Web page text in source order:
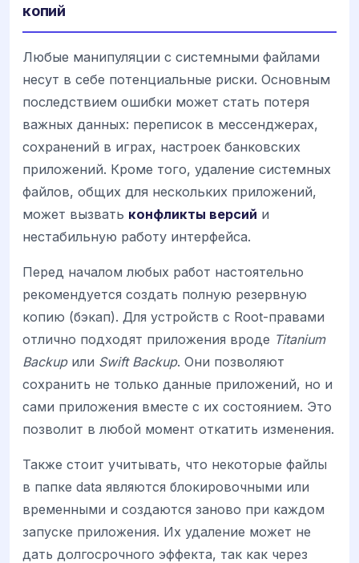
копий
Любые манипуляции с системными файлами
несут в себе потенциальные риски. Основным
последствием ошибки может стать потеря
важных данных: переписок в мессенджерах,
сохранений в играх, настроек банковских
приложений. Кроме того, удаление системных
файлов, общих для нескольких приложений,
может вызвать конфликты версий и
нестабильную работу интерфейса.
Перед началом любых работ настоятельно
рекомендуется создать полную резервную
копию (бэкап). Для устройств с Root-правами
отлично подходят приложения вроде Titanium
Backupили Swift Backup. Они позволяют
сохранить не только данные приложений, но и
сами приложения вместе с их состоянием. Это
позволит в любой момент откатить изменения.
Также стоит учитывать, что некоторые файлы
в папке data являются блокировочными или
временными и создаются заново при каждом
запуске приложения. Их удаление может не
дать долгосрочного эффекта, так как через